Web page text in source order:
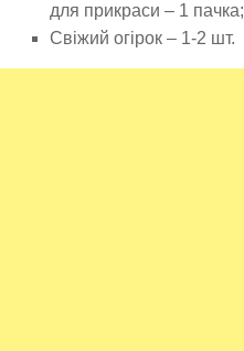
для прикраси – 1 пачка;
Свіжий огірок – 1-2 шт.